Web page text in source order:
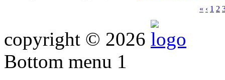
« ‹ 1 2
copyright © 2026
Bottom menu 1